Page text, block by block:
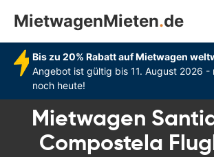
MietwagenMieten.de
Bis zu 20% Rabatt auf Mietwagen
Angebot ist gültig bis 11. August 2026 -
noch heute!
Mietwagen
Compostela